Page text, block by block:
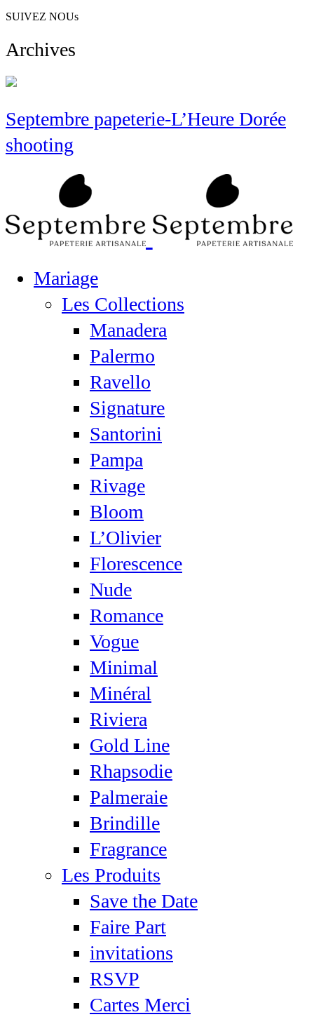
SUIVEZ NOUs
Archives
Septembre papeterie-L’Heure Dorée
shooting
Mariage
Les Collections
Manadera
Palermo
Ravello
Signature
Santorini
Pampa
Rivage
Bloom
L’Olivier
Florescence
Nude
Romance
Vogue
Minimal
Minéral
Riviera
Gold Line
Rhapsodie
Palmeraie
Brindille
Fragrance
Les Produits
Save the Date
Faire Part
invitations
RSVP
Cartes Merci